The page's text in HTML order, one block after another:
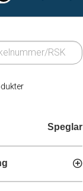
Speglar